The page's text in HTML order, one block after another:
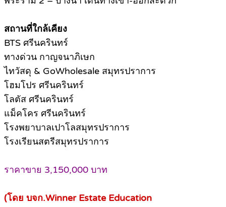
สถานที่ใกล้เคียง
BTS ศรีนครินทร์
ทางด่วน กาญจนาภิเษก
ไทวัสดุ & GoWholesale สมุทรปราการ
โฮมโปร ศรีนครินทร์
โลตัส ศรีนครินทร์
แม็คโคร ศรีนครินทร์
โรงพยาบาลเปาโลสมุทรปราการ
โรงเรียนสตรีสมุทรปราการ
ราคาขาย 3,150,000 บาท
(โดย บจก.Winner Estate Education